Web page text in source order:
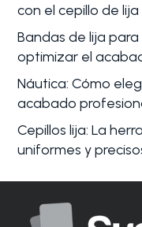
con el cepillo de
Bandas de lija
optimizar el
Náutica: Cómo
acabado
Cepillos lija: La
uniformes y